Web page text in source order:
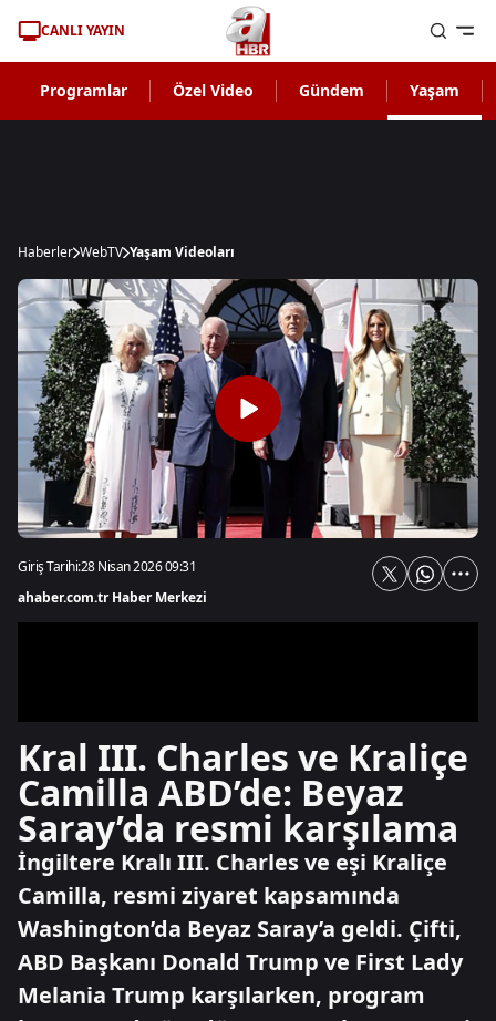
CANLI YAYIN
Programlar Özel Video Gündem Yaşam
Haberler WebTV Yaşam Videoları
Giriş Tarihi:28 Nisan 2026 09:31
ahaber.com.tr Haber Merkezi
Kral III. Charles ve Kraliçe
Camilla ABD’de: Beyaz
Saray’da resmi karşılama
İngiltere Kralı III. Charles ve eşi Kraliçe
Camilla, resmi ziyaret kapsamında
Washington’da Beyaz Saray’a geldi. Çifti,
ABD Başkanı Donald Trump ve First Lady
Melania Trump karşılarken, program